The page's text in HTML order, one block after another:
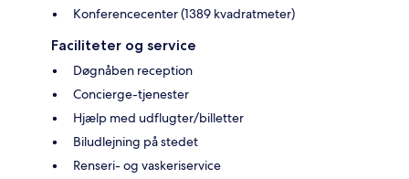
Konferencecenter (1389 kvadratmeter)
Faciliteter og service
Døgnåben reception
Concierge-tjenester
Hjælp med udflugter/billetter
Biludlejning på stedet
Renseri- og vaskeriservice